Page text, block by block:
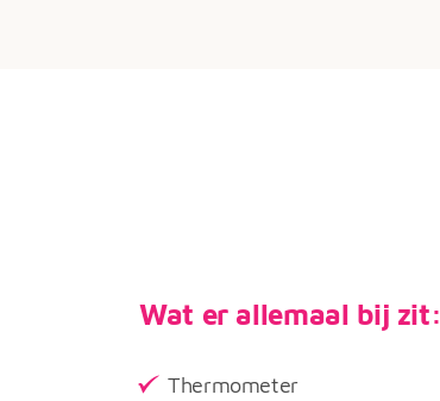
Wat er allemaal bij zit:
Thermometer